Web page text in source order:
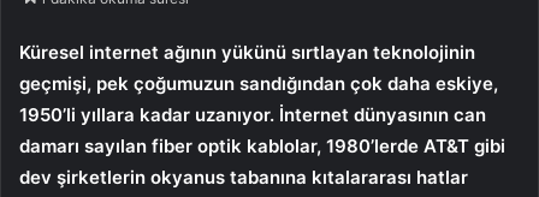
Küresel internet ağının yükünü sırtlayan teknolojinin
geçmişi, pek çoğumuzun sandığından çok daha eskiye,
1950’li yıllara kadar uzanıyor. İnternet dünyasının can
damarı sayılan fiber optik kablolar, 1980’lerde AT&T gibi
dev şirketlerin okyanus tabanına kıtalararası hatlar